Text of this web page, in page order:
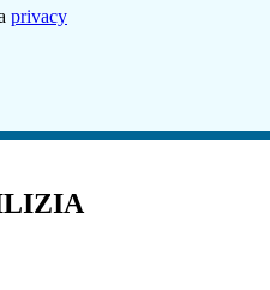
privacy